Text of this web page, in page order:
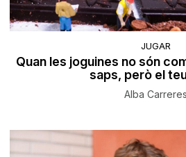
JUGAR
Quan les joguines no són
saps, però el
Alba Carreres